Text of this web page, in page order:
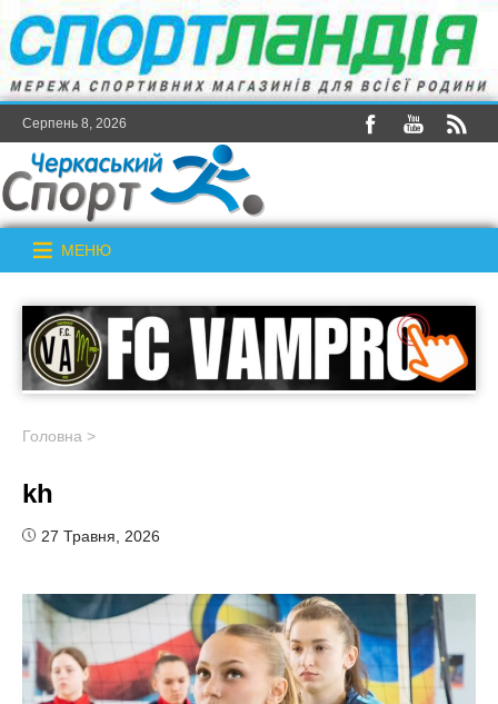
Серпень 8, 2026
МЕНЮ
Головна >
kh
27 Травня, 2026